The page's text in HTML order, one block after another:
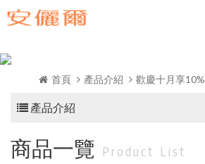
首頁 產品介紹 歡慶十月享10%
產品介紹
商品一覽 Product List